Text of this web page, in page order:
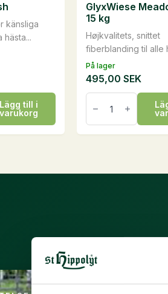
känsliga
hästa...
Lägg till i
varukorg
På lager
Højkvalitets, snittet
fiberblanding til alle
GlyxWiese
15 kg
495,00 SEK
GlyxWiese
Meadow
15
kg